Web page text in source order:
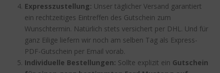
Expresszustellung: Unser täglicher Versand garantiert
ein rechtzeitiges Eintreffen des Gutschein zum
Wunschtermin. Natürlich stets versichert per DHL. Und für
ganz Eilige liefern wir noch am selben Tag als Express-
PDF-Gutschein per Email vorab.
Individuelle Bestellungen: Sollte explizit ein Gutschein